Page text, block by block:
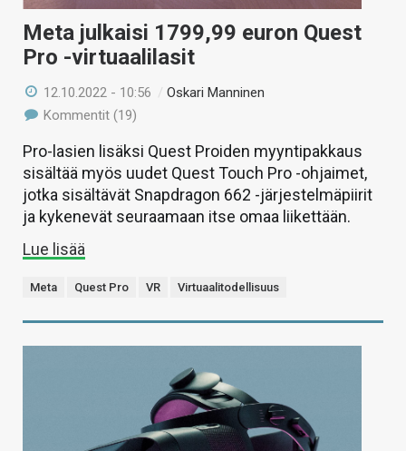
Meta julkaisi 1799,99 euron Quest
Pro -virtuaalilasit
12.10.2022 - 10:56 /Oskari Manninen
Kommentit (19)
Pro-lasien lisäksi Quest Proiden myyntipakkaus
sisältää myös uudet Quest Touch Pro -ohjaimet,
jotka sisältävät Snapdragon 662 -järjestelmäpiirit
ja kykenevät seuraamaan itse omaa liikettään.
Lue lisää
Meta Quest Pro VR Virtuaalitodellisuus